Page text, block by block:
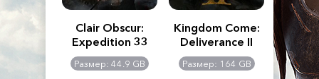
Creed
Clair Obscur:
Expedition 33
Размер: 44.9 GB
Kingdom Come:
Deliverance II
Размер: 164 GB
The